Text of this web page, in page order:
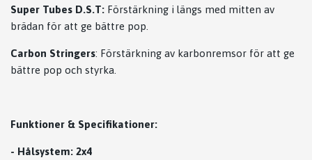
Super Tubes D.S.T: Förstärkning i längs med mitten av
brädan för att ge bättre pop.
Carbon Stringers: Förstärkning av karbonremsor för att ge
bättre pop och styrka.
Funktioner & Specifikationer:
- Hålsystem: 2x4